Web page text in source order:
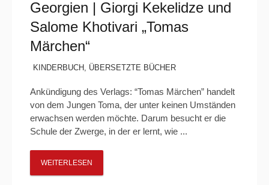
Georgien | Giorgi Kekelidze und
Salome Khotivari „Tomas
Märchen“
KINDERBUCH , ÜBERSETZTE BÜCHER
Ankündigung des Verlags: “Tomas Märchen” handelt
von dem Jungen Toma, der unter keinen Umständen
erwachsen werden möchte. Darum besucht er die
Schule der Zwerge, in der er lernt, wie ...
WEITERLESEN